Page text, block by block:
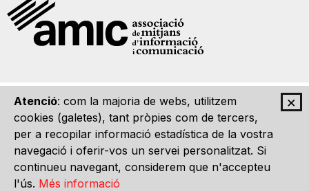
×
Atenció: com la majoria de webs, utilitzem
cookies (galetes), tant pròpies com de tercers,
per a recopilar informació estadística de la vostra
navegació i oferir-vos un servei personalitzat. Si
continueu navegant, considerem que n'accepteu
l'ús. Més informació
Qui som Contacte Imatge Gràfica Avís legal